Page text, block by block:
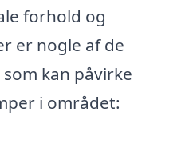
forhold og
er nogle af de
kan påvirke
i området: